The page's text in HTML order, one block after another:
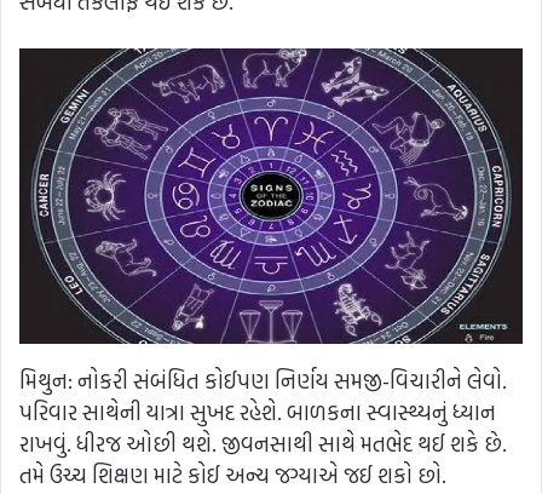
મિથુન: નોકરી સંબંધિત કોઈપણ નિર્ણય સમજી-વિચારીને લેવો.
પરિવાર સાથેની યાત્રા સુખદ રહેશે. બાળકના સ્વાસ્થ્યનું ધ્યાન
રાખવું. ધીરજ ઓછી થશે. જીવનસાથી સાથે મતભેદ થઈ શકે છે.
તમે ઉચ્ચ શિક્ષણ માટે કોઈ અન્ય જગ્યાએ જઈ શકો છો.